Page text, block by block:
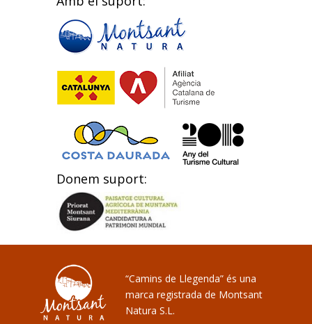
Donem suport:
“Camins de Llegenda” és una
marca registrada de Montsant
Natura S.L.